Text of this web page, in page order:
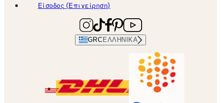
Είσοδος (Επιχείρηση)
GRC ΕΛΛΗΝΙΚΆ